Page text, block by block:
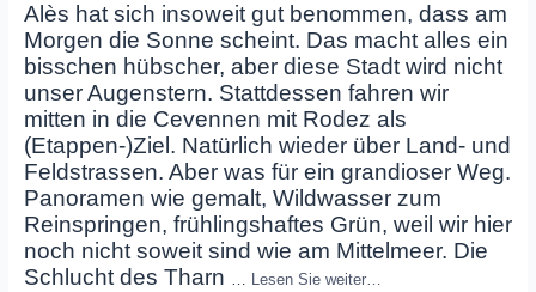
Alès hat sich insoweit gut benommen, dass am
Morgen die Sonne scheint. Das macht alles ein
bisschen hübscher, aber diese Stadt wird nicht
unser Augenstern. Stattdessen fahren wir
mitten in die Cevennen mit Rodez als
(Etappen-)Ziel. Natürlich wieder über Land- und
Feldstrassen. Aber was für ein grandioser Weg.
Panoramen wie gemalt, Wildwasser zum
Reinspringen, frühlingshaftes Grün, weil wir hier
noch nicht soweit sind wie am Mittelmeer. Die
Schlucht des Tharn … Lesen Sie weiter…